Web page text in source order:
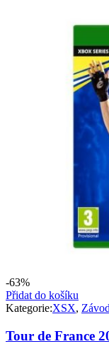
-63%
Přidat do košíku
Kategorie:XSX,
Tour de France